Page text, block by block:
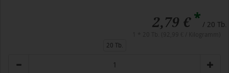
2,79 €* / 20 Tb.
20 Tb.